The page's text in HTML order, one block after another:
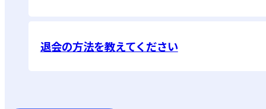
退会の方法を教えてください